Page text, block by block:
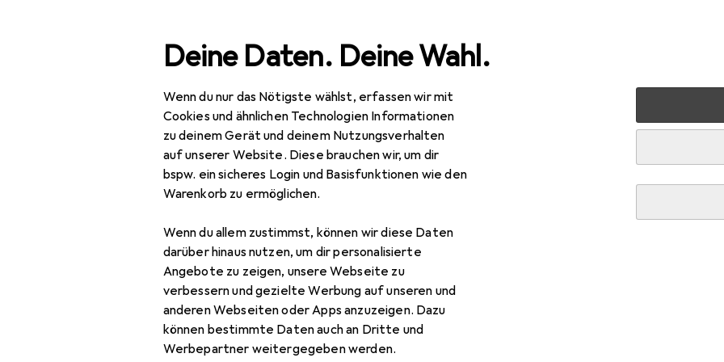
Deine Daten. Deine Wahl.
Wenn du nur das Nötigste wählst, erfassen wir mit
Cookies und ähnlichen Technologien Informationen
zu deinem Gerät und deinem Nutzungsverhalten
auf unserer Website. Diese brauchen wir, um dir
bspw. ein sicheres Login und Basisfunktionen wie den
Warenkorb zu ermöglichen.
Wenn du allem zustimmst, können wir diese Daten
darüber hinaus nutzen, um dir personalisierte
Angebote zu zeigen, unsere Webseite zu
verbessern und gezielte Werbung auf unseren und
anderen Webseiten oder Apps anzuzeigen. Dazu
können bestimmte Daten auch an Dritte und
Werbepartner weitergegeben werden.
Navigation nach Kategorien Gesamtsortiment Sport Outdoor Brütting
EUR
99,95
BrüttingMount Crillon High
Zubehör für Brütting Mount Crillon High
Hier findest du passendes Zubehör zum Produkt Brütting Mount Crillon High aus den